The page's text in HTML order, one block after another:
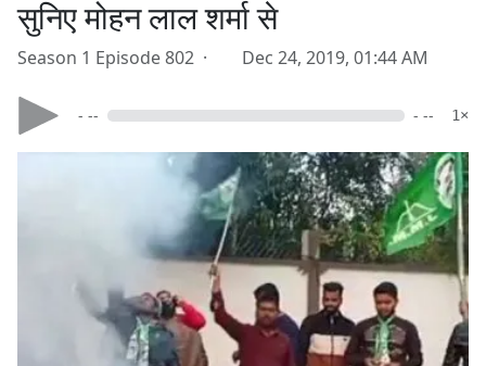
सुनिए मोहन लाल शर्मा से
Season 1 Episode 802 · Dec 24, 2019, 01:44 AM
- -- - -- 1×